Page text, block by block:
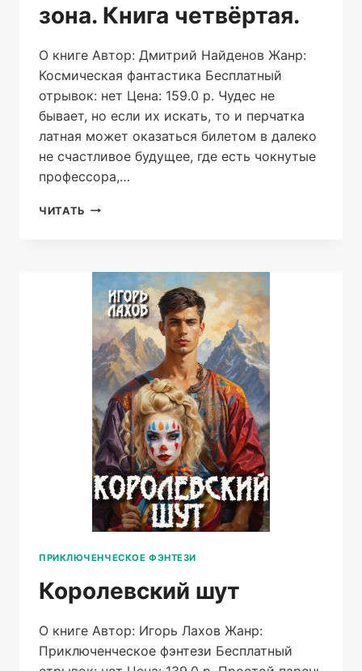
зона. Книга четвёртая.
О книге Автор: Дмитрий Найденов Жанр:
Космическая фантастика Бесплатный
отрывок: нет Цена: 159.0 р. Чудес не
бывает, но если их искать, то и перчатка
латная может оказаться билетом в далеко
не счастливое будущее, где есть чокнутые
профессора,…
ЧИТАТЬ УШЕДШИЕ.
ЧЕТВЁРТАЯ.
ПРИКЛЮЧЕНЧЕСКОЕ ФЭНТЕЗИ
Королевский шут
О книге Автор: Игорь Лахов Жанр:
Приключенческое фэнтези Бесплатный